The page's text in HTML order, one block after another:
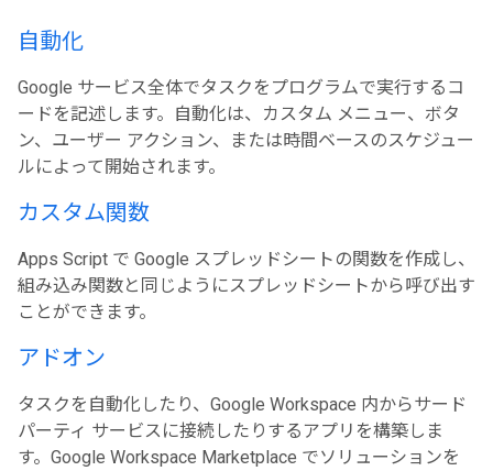
自動化
Google サービス全体でタスクをプログラムで実行するコ
ードを記述します。自動化は、カスタム メニュー、ボタ
ン、ユーザー アクション、または時間ベースのスケジュー
ルによって開始されます。
カスタム関数
Apps Script で Google スプレッドシートの関数を作成し、
組み込み関数と同じようにスプレッドシートから呼び出す
ことができます。
アドオン
タスクを自動化したり、Google Workspace 内からサード
パーティ サービスに接続したりするアプリを構築しま
す。Google Workspace Marketplace でソリューションを